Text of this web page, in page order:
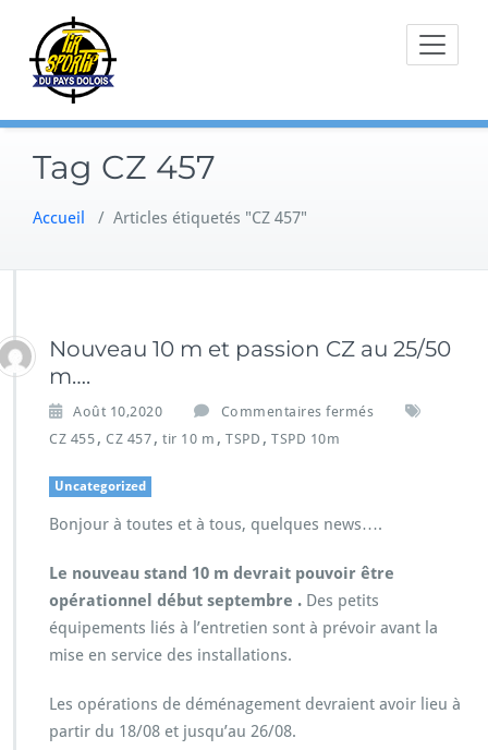
content
Tag CZ 457
Accueil / Articles étiquetés "CZ 457"
Nouveau 10 m et passion CZ au 25/50
m….
Août 10,2020
Commentaires fermés
CZ 455 , CZ 457 , tir 10 m , TSPD , TSPD 10m
Uncategorized
Bonjour à toutes et à tous, quelques news….
Le nouveau stand 10 m devrait pouvoir être
opérationnel début septembre . Des petits
équipements liés à l’entretien sont à prévoir avant la
mise en service des installations.
Les opérations de déménagement devraient avoir lieu à
partir du 18/08 et jusqu’au 26/08.